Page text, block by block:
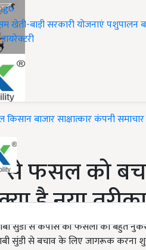
खेती-बाड़ीसरकारी योजनाएंपशुपालन
डायरेक्टरी
किसानबाजारसाक्षात्कारकंपनी समाचार
से फसल को
है नया
सुंडी से कपास की फसलों को बहुत
सुंडी से बचाव के लिए जागरूक करना